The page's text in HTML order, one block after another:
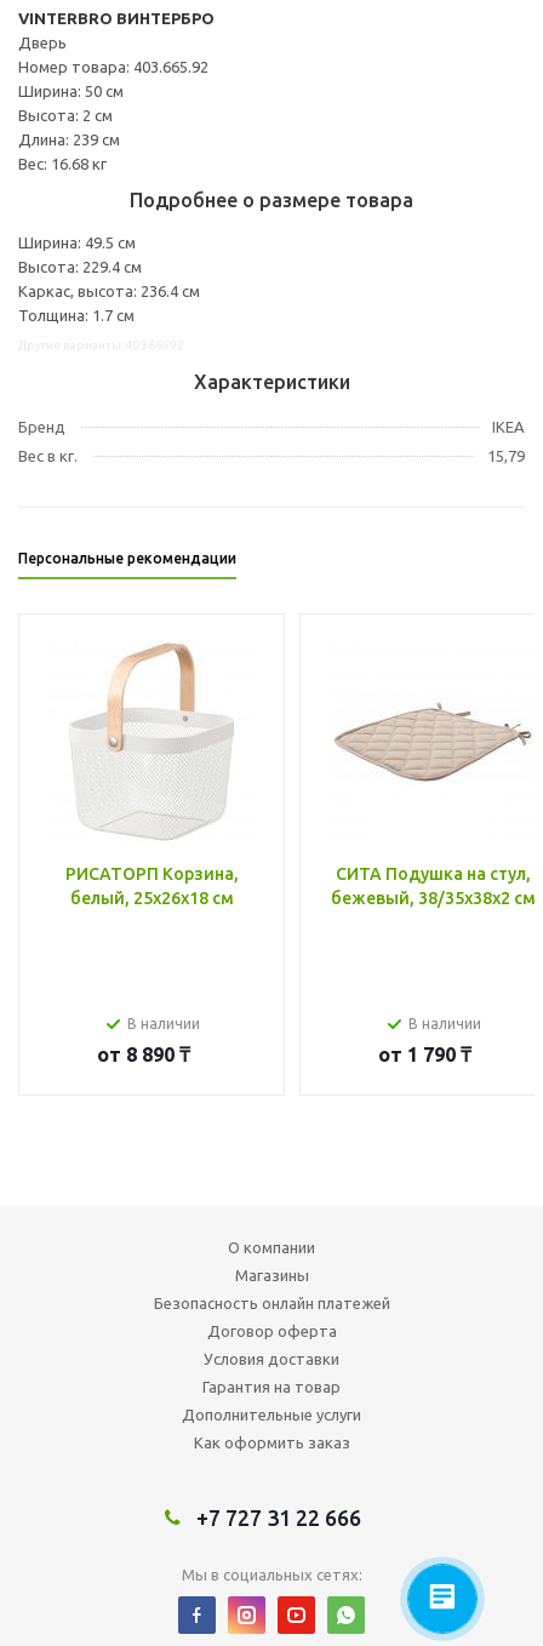
VINTERBRO ВИНТЕРБРО
Дверь
Номер товара: 403.665.92
Ширина: 50 см
Высота: 2 см
Длина: 239 см
Вес: 16.68 кг
Подробнее о размере товара
Ширина: 49.5 см
Высота: 229.4 см
Каркас, высота: 236.4 см
Толщина: 1.7 см
Характеристики
Бренд
IKEA
Вес в кг.
15,79
Персональные рекомендации
РИСАТОРП Корзина,
белый, 25x26x18 см
В наличии
от 8 890 ₸
СИТА Подушка на стул,
бежевый, 38/35x38x2 см
В наличии
от 1 790 ₸
О компании
Магазины
Безопасность онлайн платежей
Договор оферта
Условия доставки
Гарантия на товар
Дополнительные услуги
Как оформить заказ
+7 727 31 22 666
Мы в социальных сетях: